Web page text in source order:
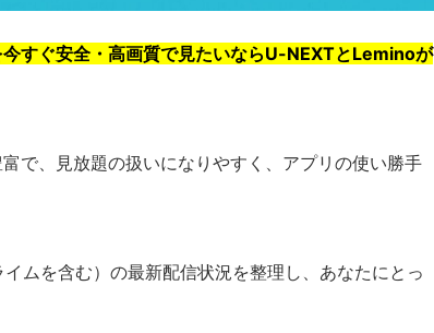
すぐ安全・高画質で見たいならU-NEXTとLeminoが
で、見放題の扱いになりやすく、アプリの使い勝手
ムを含む）の最新配信状況を整理し、あなたにとっ